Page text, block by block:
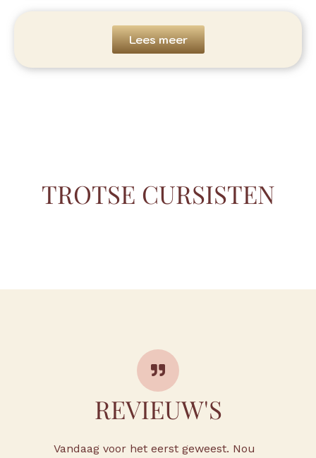
Lees meer
TROTSE CURSISTEN
REVIEUW'S
Vandaag voor het eerst geweest. Nou